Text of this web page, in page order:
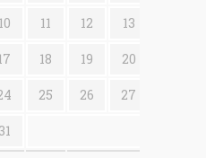
10 11 12 13
18 19 20
25 26 27
31